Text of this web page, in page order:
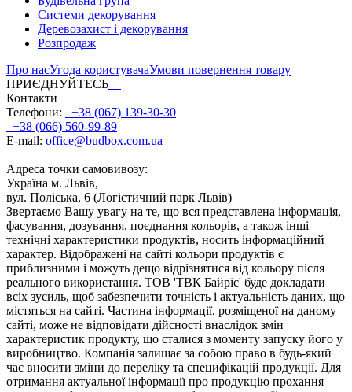
Системи декорування
Деревозахист і декорування
Розпродаж
Про насУгода користувачаУмови повернення товару
ПРИЄДНУЙТЕСЬ
Контакти
Телефони:
+38 (067) 139-30-30
+38 (066) 560-99-89
E-mail: office@budbox.com.ua
Адреса точки самовивозу:
Україна м. Львів,
вул. Поліська, 6 (Логістичний парк Львів)
Звертаємо Вашу увагу на те, що вся представлена інформація,
фасування, дозування, поєднання кольорів, а також інші
технічні характеристики продуктів, носить інформаційний
характер. Відображені на сайті кольори продуктів є
приблизними і можуть дещо відрізнятися від кольору після
реального використання. ТОВ 'ТВК Байріс' буде докладати
всіх зусиль, щоб забезпечити точність і актуальність даних, що
містяться на сайті. Частина інформації, розміщеної на даному
сайті, може не відповідати дійсності внаслідок змін
характеристик продукту, що сталися з моменту запуску його у
виробництво. Компанія залишає за собою право в будь-який
час вносити зміни до переліку та специфікацій продукції. Для
отримання актуальної інформації про продукцію прохання